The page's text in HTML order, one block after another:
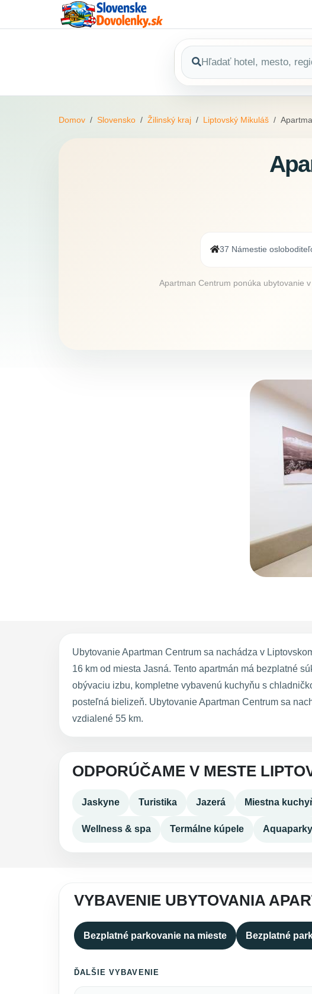
Domov Slovensko Žilinský kraj Liptovský Mikuláš
37 Námestie
Apartman Centrum ponúka ubytovanie
Ubytovanie Apartman Centrum sa nachádza v
16 km od miesta Jasná. Tento apartmán má bezplatné
obývaciu izbu, kompletne vybavenú kuchyňu s
posteľná bielizeň. Ubytovanie Apartman Centrum sa
vzdialené 55 km.
ODPORÚČAME V MESTE
Jaskyne Turistika Jazerá Miestna
Wellness & spa Termálne kúpele Aquaparky
VYBAVENIE UBYTOVANIA
Bezplatné parkovanie na mieste Bezplatné
ĎALŠIE VYBAVENIE